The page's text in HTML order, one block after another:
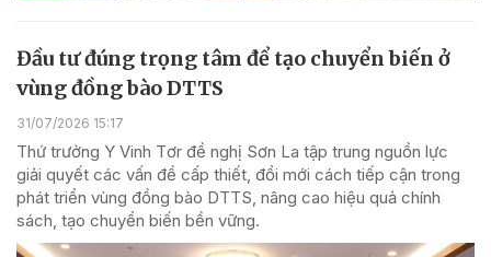
Đầu tư đúng trọng tâm để tạo chuyển biến ở
vùng đồng bào DTTS
31/07/2026 15:17
Thứ trưởng Y Vinh Tơr đề nghị Sơn La tập trung nguồn lực
giải quyết các vấn đề cấp thiết, đổi mới cách tiếp cận trong
phát triển vùng đồng bào DTTS, nâng cao hiệu quả chính
sách, tạo chuyển biến bền vững.